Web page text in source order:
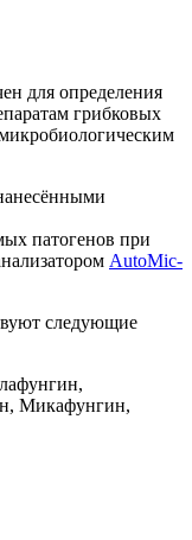
для определения
грибковых
патогенов при
AutoMic-
следующие
Микафунгин,